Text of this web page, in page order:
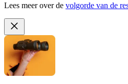
Lees meer over de volgorde van de